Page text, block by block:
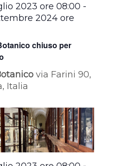
chiuso per
2023 ore 08:00 -
2024 ore
via Farini 90,
Italia